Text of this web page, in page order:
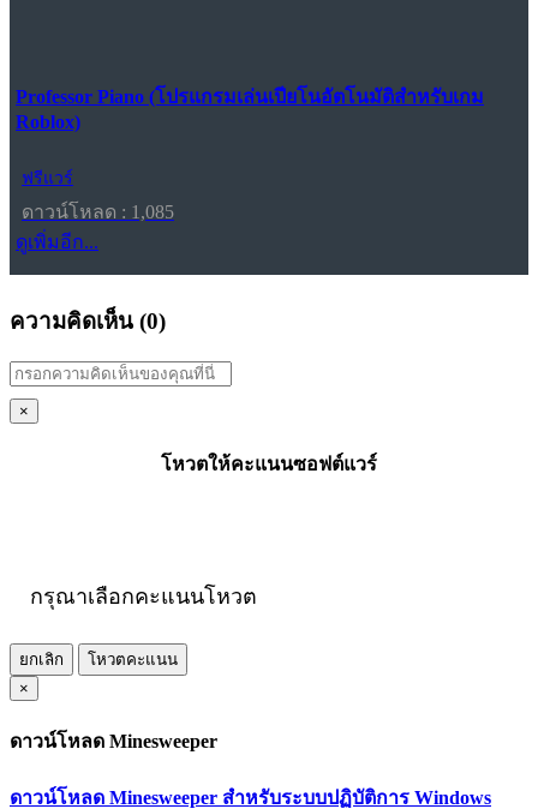
Professor Piano (โปรแกรมเล่นเปียโนอัตโนมัติสำหรับเกม
Roblox)
ฟรีแวร์
ดาวน์โหลด : 1,085
ดูเพิ่มอีก...
ความคิดเห็น (0)
×
โหวตให้คะแนนซอฟต์แวร์
กรุณาเลือกคะแนนโหวต
ยกเลิก
โหวตคะแนน
×
ดาวน์โหลด Minesweeper
ดาวน์โหลด Minesweeper สำหรับระบบปฏิบัติการ Windows